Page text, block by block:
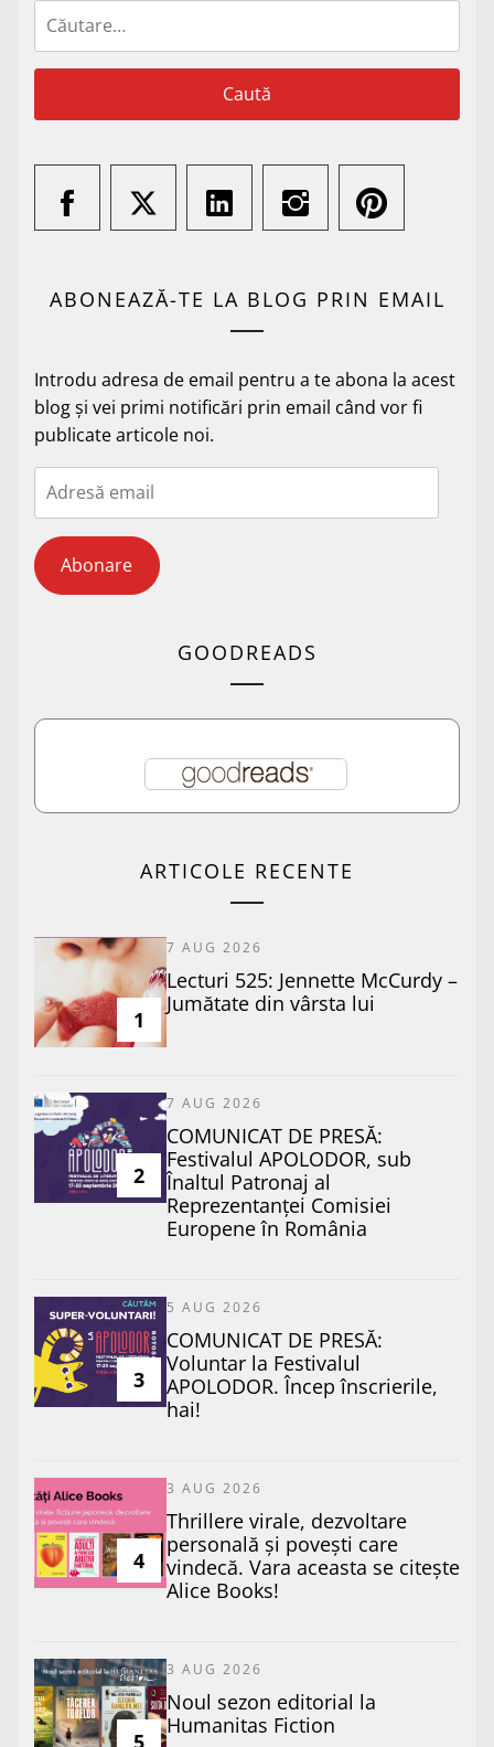
după:
ABONEAZĂ-TE LA BLOG PRIN EMAIL
Introdu adresa de email pentru a te abona la acest
blog și vei primi notificări prin email când vor fi
publicate articole noi.
Adresă
email
Abonare
GOODREADS
ARTICOLE RECENTE
1
7 AUG 2026
Lecturi 525: Jennette McCurdy –
Jumătate din vârsta lui
2
7 AUG 2026
COMUNICAT DE PRESĂ:
Festivalul APOLODOR, sub
Înaltul Patronaj al
Reprezentanței Comisiei
Europene în România
3
5 AUG 2026
COMUNICAT DE PRESĂ:
Voluntar la Festivalul
APOLODOR. Încep înscrierile,
hai!
4
3 AUG 2026
Thrillere virale, dezvoltare
personală și povești care
vindecă. Vara aceasta se citește
Alice Books!
5
3 AUG 2026
​Noul sezon editorial la
Humanitas Fiction